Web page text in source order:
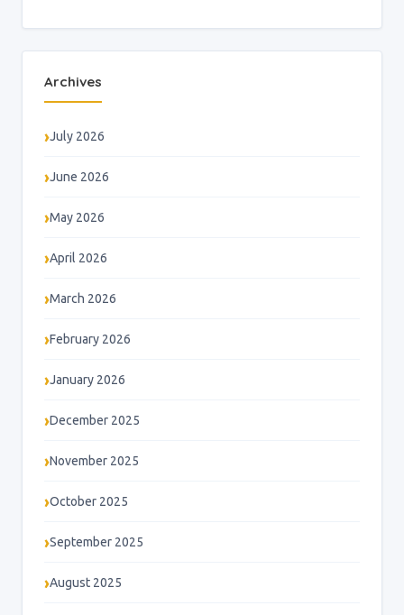
Archives
July 2026
June 2026
May 2026
April 2026
March 2026
February 2026
January 2026
December 2025
November 2025
October 2025
September 2025
August 2025